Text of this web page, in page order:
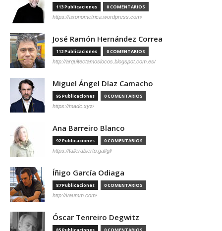
113 Publicaciones 0 COMENTARIOS
https://axonometrica.wordpress.com/
José Ramón Hernández Correa
112 Publicaciones 0 COMENTARIOS
http://arquitectamoslocos.blogspot.com.es/
Miguel Ángel Díaz Camacho
95 Publicaciones 0 COMENTARIOS
https://madc.xyz/
Ana Barreiro Blanco
92 Publicaciones 0 COMENTARIOS
https://tallerabierto.gal/gl/
Íñigo García Odiaga
87 Publicaciones 0 COMENTARIOS
http://vaumm.com/
Óscar Tenreiro Degwitz